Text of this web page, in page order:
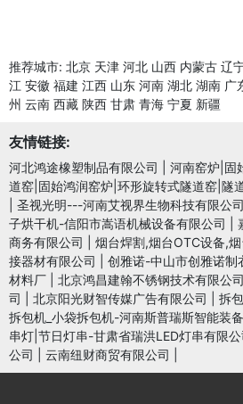
推荐城市: 北京 天津 河北 山西 内蒙古 辽
江 安徽 福建 江西 山东 河南 湖北 湖南 广
州 云南 西藏 陕西 甘肃 青海 宁夏 新疆
友情链接:
河北鸿途橡塑制品有限公司
河南窑炉|固
道窑|固始鸿润窑炉|环形旋转式隧道窑|隧
圣视光明---河南艾视界生物科技有限公司
子烘干机-信阳市嵩语机械设备有限公司
商务有限公司
烟台焊割,烟台OTC设备,
接器材有限公司
创雅诺-中山市创雅诺制
材料厂
北京鸿昌建翰不锈钢技术有限公司
司
北京阳光财智传媒广告有限公司
拆
拆包机_小袋拆包机-河南斯普瑞斯智能装
串灯|节日灯串-甘肃省瑞洪LED灯串有限公
公司
云南纽财商贸有限公司